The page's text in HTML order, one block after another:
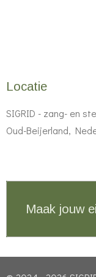
Locatie
SIGRID - zang- en
Oud-Beijerland,
Maak jouw